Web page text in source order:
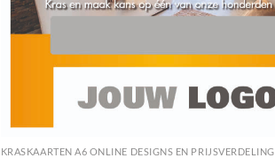
KRASKAARTEN A6 ONLINE DESIGNS EN PRIJSVERDELING